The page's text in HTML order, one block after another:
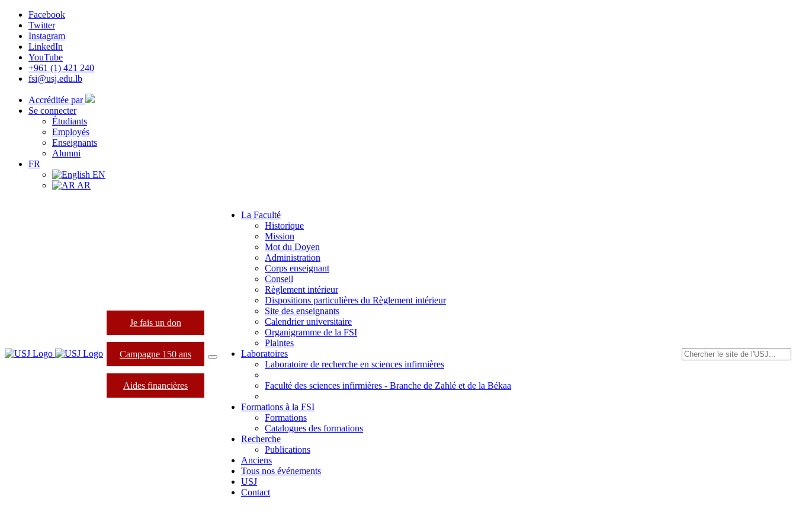
Facebook
Twitter
Instagram
LinkedIn
YouTube
+961 (1) 421 240
fsi@usj.edu.lb
Accréditée par
Se connecter
Étudiants
Employés
Enseignants
Alumni
FR
EN
AR
Je fais un don
Campagne 150 ans
Aides financières
La Faculté
Historique
Mission
Mot du Doyen
Administration
Corps enseignant
Conseil
Règlement intérieur
Dispositions particulières du Règlement intérieur
Site des enseignants
Calendrier universitaire
Organigramme de la FSI
Plaintes
Laboratoires
Laboratoire de recherche en sciences infirmières
Faculté des sciences infirmières - Branche de Zahlé et de la Békaa
Formations à la FSI
Formations
Catalogues des formations
Recherche
Publications
Anciens
Tous nos événements
USJ
Contact